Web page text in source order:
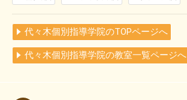
代々木個別指導学院のTOPページへ
代々木個別指導学院の教室一覧ページへ